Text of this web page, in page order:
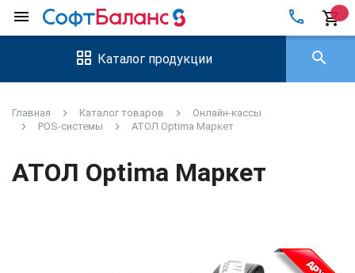
menu local_phone shopping_cart
Каталог продукции search
Главная Каталог товаров
Онлайн-кассы
POS-системы
АТОЛ Optima Маркет
АТОЛ Optima Маркет